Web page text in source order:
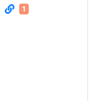
1